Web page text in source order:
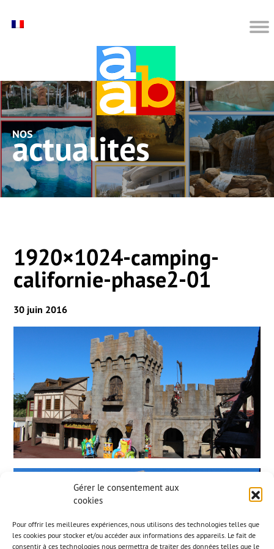
Gérer le consentement aux
cookies
Pour offrir les meilleures expériences, nous utilisons des technologies telles que
les cookies pour stocker et/ou accéder aux informations des appareils. Le fait de
consentir à ces technologies nous permettra de traiter des données telles que le
nos actualités
1920×1024-camping-
californie-phase2-01
30 juin 2016